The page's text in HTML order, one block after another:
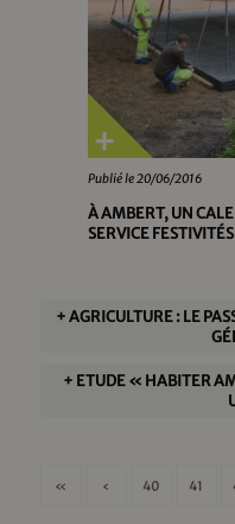
Publié le 20/06/2016
À AMBERT, UN
SERVICE FESTIVITÉS
+ AGRICULTURE : LE
+ ETUDE « HABITER
« ‹ 40 41